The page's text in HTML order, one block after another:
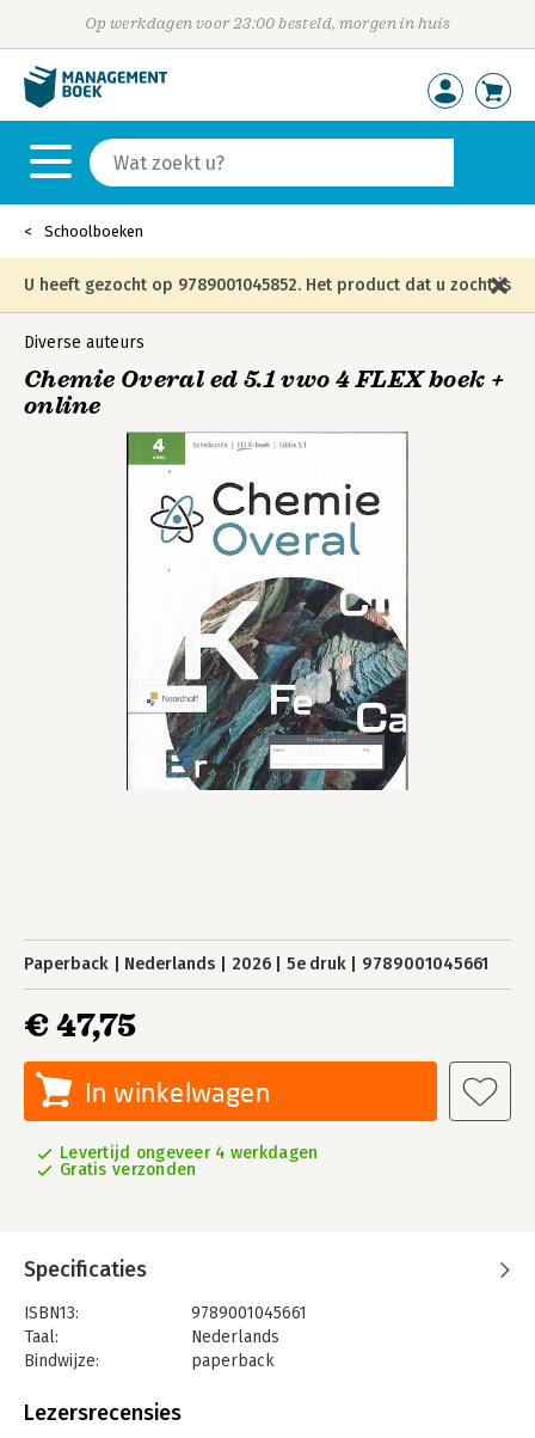
Op werkdagen voor 23:00 besteld, morgen in huis
Schoolboeken
U heeft gezocht op 9789001045852. Het product dat u zocht is
niet meer in die editie leverbaar en is vervangen door de
onderstaande editie.
Diverse auteurs
Chemie Overal ed 5.1 vwo 4 FLEX boek +
online
Paperback Nederlands 2026 5e druk 9789001045661
€ 47,75
In winkelwagen
Levertijd ongeveer 4 werkdagen
Gratis verzonden
Specificaties
ISBN13:
9789001045661
Taal:
Nederlands
Bindwijze:
paperback
Druk:
Lezersrecensies